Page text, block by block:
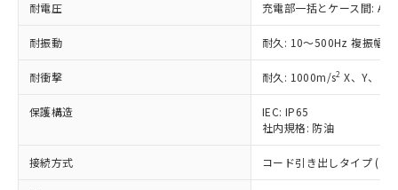
耐電圧 充電部一括とケース間:
耐振動 耐久: 10～500Hz 複振幅
耐衝撃 耐久: 1000m/s2 X、Y、Z
保護構造
IEC: IP65
社内規格: 防油
接続方式 コード引き出しタイプ (コ
タに基づき作成されるものであり、閲
覧された時点での実際の在庫および標
準価格とは異なる場合があることをご
正式な納期状況および標準価格はお客
ムロン制御機器販売店・当社販売員に
オムロン制御機器販売店や当社販売拠
」をご確認
鉛(Pb) 1000ppm以下、 水銀(Hg) 1000ppm以下、 カド
六価クロム(Cr(Ⅵ)) 1000ppm以下、ポリ臭化ビフェニル
ル) (DEHP)(別名：DOP) 1000ppm以下、フタル酸ブチ
ルベンジル（BBP） 1000ppm以下、フタル酸ジブチル
（DBP） 1000ppm以下、フタル酸ジイソブチル
(DIBP) 1000ppm以下
但し、RoHS指令で産業用監視および制御機器に対する
フタル酸エステル類の４物質については閾値を超える意
*中国RoHS10物質の基準値 (GB/T26572)：
Pb(鉛) :1000ppm、 Hg(水銀) : 1000ppm、 Cd(カドミウ
Cr(Ⅵ)(六価クロム) : 1000ppm、 PBBs(ポリ臭化ビフェ
ニル類) : 1000ppm、 PBDEs(ポリ臭化ジフェニルエーテ
DBP(フタル酸ジブチル) : 1000ppm、 DIBP(フタル酸ジ
イソブチル) : 1000ppm、 BBP(フタル酸ブチルベンジ
DEHP(フタル酸ビス(2-エチルヘキシル)) : 1000ppm
または国外への提供する場合は、日本
国政府の輸出許可(または役務取引許
可)を取得するなどの必要な手続きを
当社は規制貨物を破棄する場合は、完
全に破砕するなど、違法に輸出されな
いよう必要な手段を講じます。
当社は貴社製品を、核兵器、ミサイ
ル、化学兵器、生物兵器またはその他
武器並びにこれらの製造装置等に一切
一定数には満たないが在庫あり
在庫なし(最新の在庫状況につ
いては、お客様のお取引先、ま